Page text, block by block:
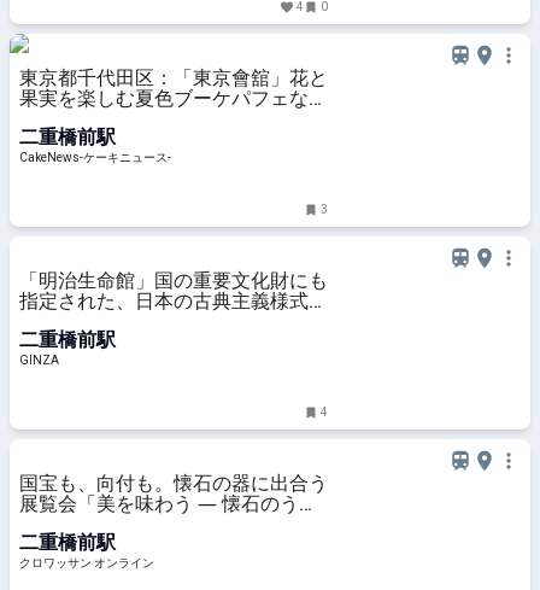
4 0
東京都千代田区：「東京會舘」花と
果実を楽しむ夏色ブーケパフェなど
次販売
二重橋前駅
CakeNews-ケーキニュース-
3
「明治生命館」国の重要文化財にも
指定された、日本の古典主義様式の
二重橋前駅
GINZA
4
国宝も、向付も。懐石の器に出合う
展覧会「美を味わう ― 懐石のうつ
ワッサン オンライン
二重橋前駅
クロワッサン オンライン